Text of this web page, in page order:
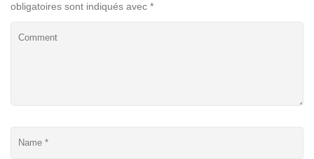
obligatoires sont indiqués avec *